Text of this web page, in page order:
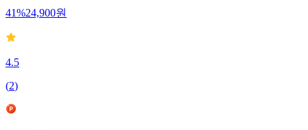
41%24,900원
4.5
(2)